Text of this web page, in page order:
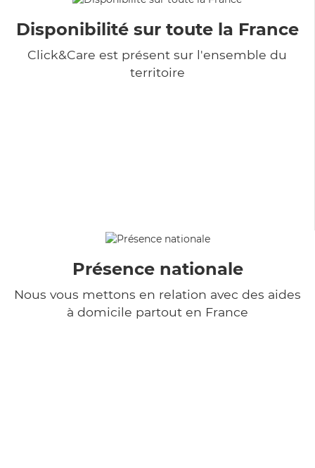
Disponibilité sur toute la France
Click&Care est présent sur l'ensemble du
territoire
Présence nationale
Nous vous mettons en relation avec des aides
à domicile partout en France